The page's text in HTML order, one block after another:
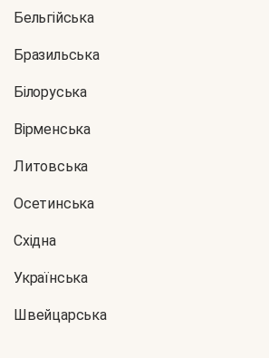
Бельгійська
Бразильська
Білоруська
Вірменська
Литовська
Осетинська
Східна
Українська
Швейцарська